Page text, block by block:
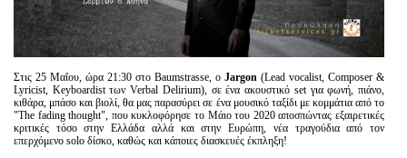
Στις 25 Μαΐου, ώρα 21:30 στο Baumstrasse, ο Jargon (Lead vocalist, Composer &
Lyricist, Keyboardist των Verbal Delirium), σε ένα ακουστικό set για φωνή, πιάνο,
κιθάρα, μπάσο και βιολί, θα μας παρασύρει σε ένα μουσικό ταξίδι με κομμάτια από το
"The fading thought", που κυκλοφόρησε το Μάιο του 2020 αποσπώντας εξαιρετικές
κριτικές τόσο στην Ελλάδα αλλά και στην Ευρώπη, νέα τραγούδια από τον
επερχόμενο solo δίσκο, καθώς και κάποιες διασκευές έκπληξη!